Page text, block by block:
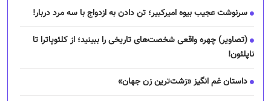
سرنوشت عجیب بیوه امیرکبیر؛ تن دادن به ازدواج با سه مرد دربار!
(تصاویر) چهره واقعی شخصت‌های تاریخی را ببینید؛ از کلئوپاترا تا
ناپلئون!
داستان غم انگیز «زشت‌ترین زن جهان»